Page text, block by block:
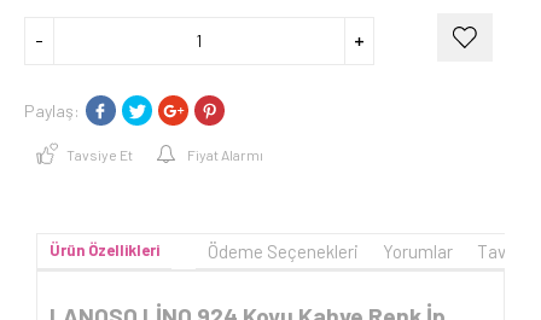
Paylaş:
Tavsiye Et Fiyat Alarmı
Ürün Özellikleri Ödeme Seçenekleri Yorumlar